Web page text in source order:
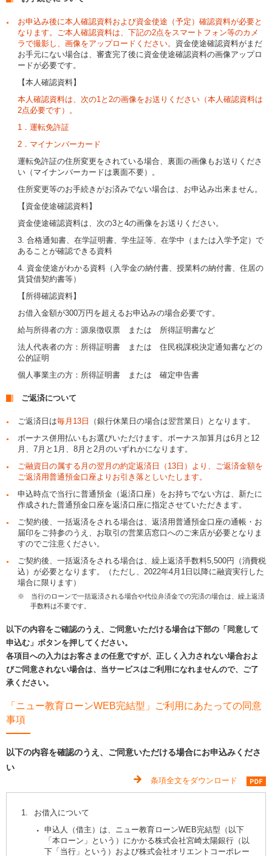
お申込み後に本人確認資料および資金使途（予定）確認資料が必要と
なります。ご本人確認資料は、下記の2点をスマートフォン等のカメ
ラで撮影し、画像をアップロードください。 資金使途確認資料がまだ
お手元にない場合は、審査完了後に資金使途確認資料の画像アップロ
ードが必要です。
【本人確認資料】
本人確認資料は、次の1と2の画像をお送りください（本人確認資料は
2点必要です）。
1．運転免許証
2．マイナンバーカード
運転免許証の住所変更をされている場合、裏面の画像もお送りくださ
い（マイナンバーカードは裏面不要）。
住所変更等のお手続きがお済みでない場合は、お申込み出来ません。
【資金使途確認資料】
資金使途確認資料は、次の3と4の画像をお送りください。
3. 合格通知書、在学証明書、学生証等、在学中（または入学予定）で
あることが確認できる資料
4. 資金使途がわかる資料（入学金の納付書、授業料の納付書、住居の
賃貸借契約書等）
【所得確認資料】
お借入金額が300万円を超えるお申込みの場合必要です。
給与所得者の方：源泉徴収票 または 所得証明書など
法人代表者の方：所得証明書 または 住民税課税決定通知書などの
公的証明
個人事業主の方：所得証明書 または 確定申告書
ご返済について
ご返済日は毎月13日
（銀行休業日の場合は翌営業日）となります。
ボーナス併用払いもお選びいただけます。ボーナス加算月は6月と12
月、7月と1月、8月と2月のいずれかになります。
ご融資日の属する月の翌月の約定返済日（13日）より、ご返済金額を
ご返済用普通預金口座よりお引き落としいたします。
申込時点で当行に普通預金（返済口座）をお持ちでない方は、新たに
作成された普通預金口座を返済口座に指定させていただきます。
ご契約後、一括返済をされる場合は、返済用普通預金口座の通帳・お
届印をご持参のうえ、お取引の営業店窓口へのご来店が必要となりま
すのでご注意ください。
ご契約後、一括返済をされる場合は、繰上返済手数料5,500円（消費税
込）が必要となります。（ただし、2022年4月1日以降に融資実行した
場合に限ります）
※ 当行のローンで一括返済される場合や代位弁済金での完済の場合は、繰上返済
手数料は不要です。
以下の内容をご確認のうえ、ご同意いただける場合は下部の「同意して
申込む」ボタンを押してください。
各項目への入力はお客さまの任意ですが、正しく入力されない場合およ
びご同意されない場合は、当サービスはご利用になれませんので、ご了
承ください。
「ニュー教育ローンWEB完結型」ご利用にあたっての同意
事項
以下の内容を確認のうえ、ご同意いただける場合にお申込みくださ
い
条項全文をダウンロード
1.
お借入について
申込人（借主）は、ニュー教育ローンWEB完結型（以下
「本ローン」という）にかかる株式会社宮崎太陽銀行（以
下「当行」という）および株式会社オリエントコーポレー